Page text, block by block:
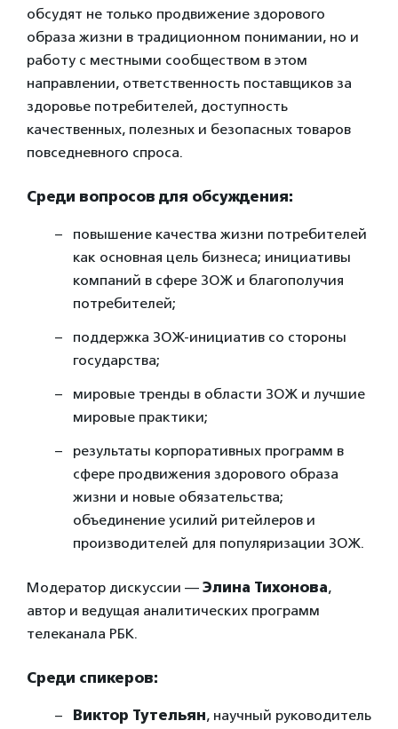
обсудят не только продвижение здорового
образа жизни в традиционном понимании, но и
работу с местными сообществом в этом
направлении, ответственность поставщиков за
здоровье потребителей, доступность
качественных, полезных и безопасных товаров
повседневного спроса.
Среди вопросов для обсуждения:
повышение качества жизни потребителей
как основная цель бизнеса; инициативы
компаний в сфере ЗОЖ и благополучия
потребителей;
поддержка ЗОЖ-инициатив со стороны
государства;
мировые тренды в области ЗОЖ и лучшие
мировые практики;
результаты корпоративных программ в
сфере продвижения здорового образа
жизни и новые обязательства;
объединение усилий ритейлеров и
производителей для популяризации ЗОЖ.
Модератор дискуссии — Элина Тихонова,
автор и ведущая аналитических программ
телеканала РБК.
Среди спикеров:
Виктор Тутельян, научный руководитель